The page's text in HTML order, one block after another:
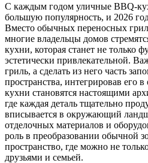
С каждым годом уличные BBQ-
большую популярность, и 2026
Вместо обычных переносных
многие владельцы домов
кухни, которая станет не только
эстетически привлекательной.
гриль, а сделать из него часть
пространства, интегрировав его
кухни становятся настоящими
где каждая деталь тщательно
вписывается в окружающий
отделочных материалов и
роль в преобразовании обычной
пространство, где можно не
друзьями и семьей.